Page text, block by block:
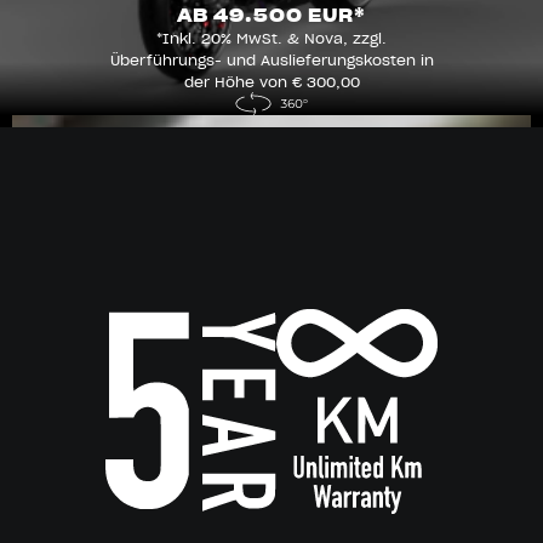
AB 49.500 EUR*
*Inkl. 20% MwSt. & Nova, zzgl.
Überführungs- und Auslieferungskosten in
der Höhe von € 300,00